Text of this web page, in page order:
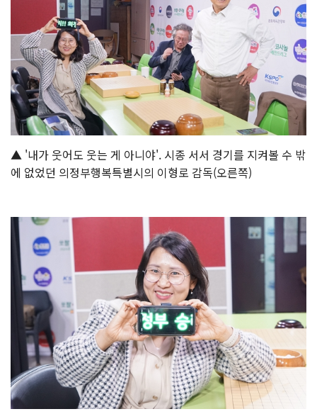
▲ '내가 웃어도 웃는 게 아니야'. 시종 서서 경기를 지켜볼 수 밖
에 없었던 의정부행복특별시의 이형로 감독(오른쪽)